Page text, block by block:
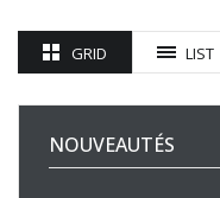
GRID LIST
NOUVEAUTÉS